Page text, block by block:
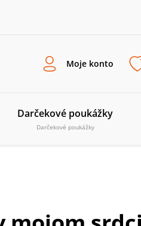
Moje konto
Darčekové poukážky
Darčekové poukážky